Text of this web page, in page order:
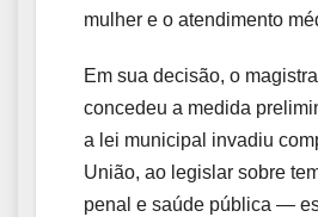
mulher e o atendimento
Em sua decisão, o
concedeu a medida
a lei municipal invadiu
União, ao legislar sobre
penal e saúde pública —